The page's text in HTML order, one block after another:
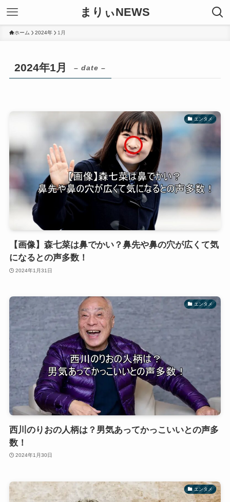
まりぃNEWS
ホーム 2024年 1月
2024年1月 – date –
エンタメ
【画像】森七菜は鼻でかい？鼻先や鼻の穴が広くて気
になるとの声多数！
2024年1月31日
エンタメ
西川のりおの人柄は？男気あってかっこいいとの声多
数！
2024年1月30日
エンタメ